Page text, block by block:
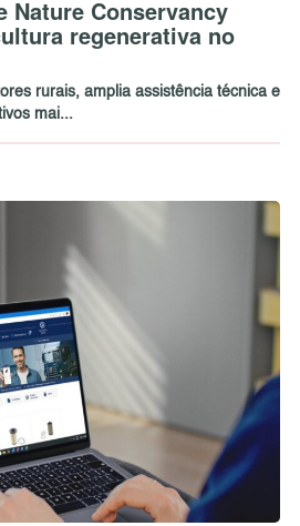
Nature Conservancy
regenerativa no
rurais, amplia assistência técnica e
mai...